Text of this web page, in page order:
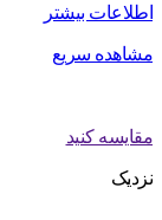
اطلاعات بیشتر
مشاهده سریع
مقایسه کنید
نزدیک